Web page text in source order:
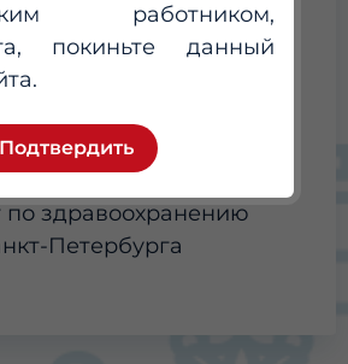
по здравоохранению
Петербурга
работником,
покиньте данный
Подтвердить